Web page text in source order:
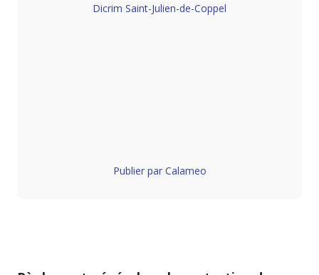
Dicrim Saint-Julien-de-Coppel
Publier par Calameo